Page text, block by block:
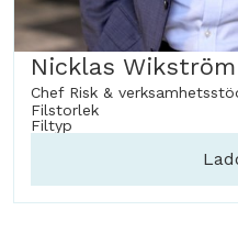
Nicklas Wikström
Chef Risk &
Filstorlek
Filtyp